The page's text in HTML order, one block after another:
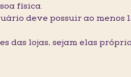
física.
deve possuir ao menos
das lojas, sejam elas